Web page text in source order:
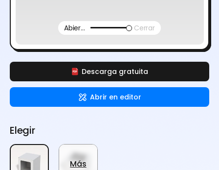
Descarga gratuita
Abrir en editor
Abierto Cerrar
Elegir
Más